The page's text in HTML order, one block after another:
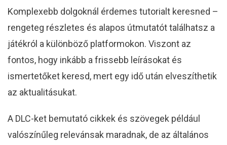
Komplexebb dolgoknál érdemes tutorialt keresned –
rengeteg részletes és alapos útmutatót találhatsz a
játékról a különböző platformokon. Viszont az
fontos, hogy inkább a frissebb leírásokat és
ismertetőket keresd, mert egy idő után elveszíthetik
az aktualitásukat.
A DLC-ket bemutató cikkek és szövegek például
valószínűleg relevánsak maradnak, de az általános